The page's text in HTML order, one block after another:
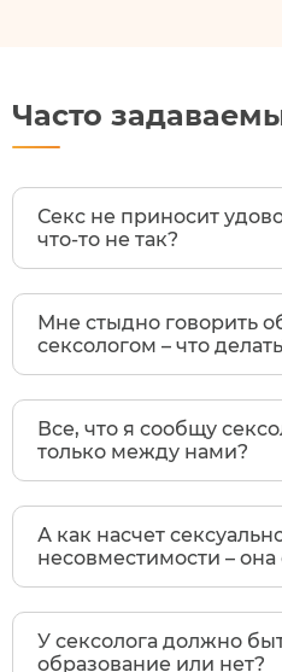
Часто
Секс не приносит
что-то не так?
Мне стыдно говорить
сексологом – что
Все, что я сообщу
только между нами?
А как насчет
несовместимости – она
У сексолога должно
образование или нет?